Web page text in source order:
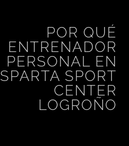
POR QUÉ
ENTRENADOR
PERSONAL EN
SPARTA SPORT
CENTER
LOGROÑO